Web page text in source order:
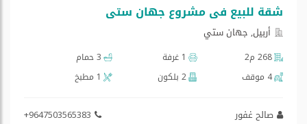
شقة للبیع فی مشروع جهان ستی
أربيل, جهان ستي
268 م2 1 غرفة
3 حمام
4 موقف
2 بلكون 1 مطبخ
صالح غفور +9647503565383